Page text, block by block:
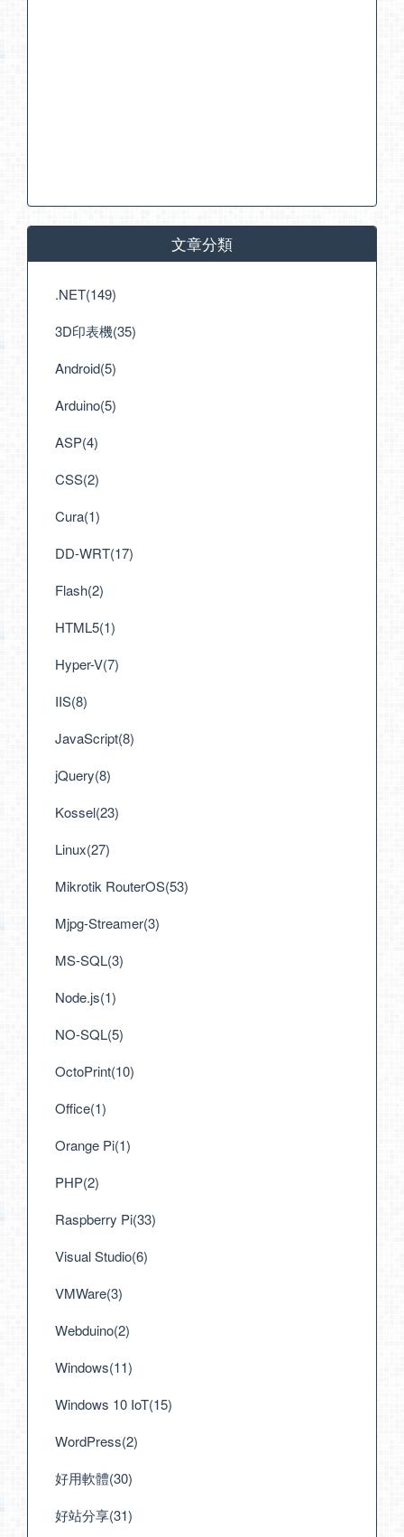
文章分類
.NET(149)
3D印表機(35)
Android(5)
Arduino(5)
ASP(4)
CSS(2)
Cura(1)
DD-WRT(17)
Flash(2)
HTML5(1)
Hyper-V(7)
IIS(8)
JavaScript(8)
jQuery(8)
Kossel(23)
Linux(27)
Mikrotik RouterOS(53)
Mjpg-Streamer(3)
MS-SQL(3)
Node.js(1)
NO-SQL(5)
OctoPrint(10)
Office(1)
Orange Pi(1)
PHP(2)
Raspberry Pi(33)
Visual Studio(6)
VMWare(3)
Webduino(2)
Windows(11)
Windows 10 IoT(15)
WordPress(2)
好用軟體(30)
好站分享(31)